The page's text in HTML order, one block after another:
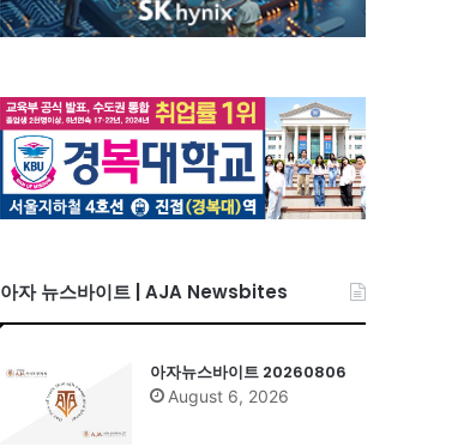
아자 뉴스바이트 | AJA Newsbites
아자뉴스바이트 20260806
August 6, 2026